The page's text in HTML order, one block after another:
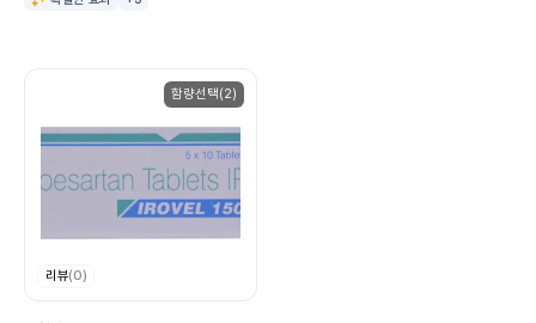
함량선택(2)
리뷰(0)